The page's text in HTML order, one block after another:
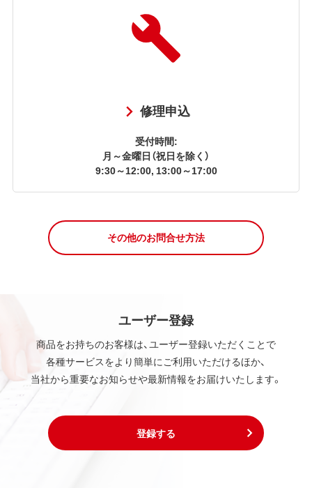
修理申込
受付時間:
月～金曜日（祝日を除く）
9:30～12:00, 13:00～17:00
その他のお問合せ方法
ユーザー登録
商品をお持ちのお客様は、ユーザー登録いただくことで
各種サービスをより簡単にご利用いただけるほか、
当社から重要なお知らせや最新情報をお届けいたします。
登録する